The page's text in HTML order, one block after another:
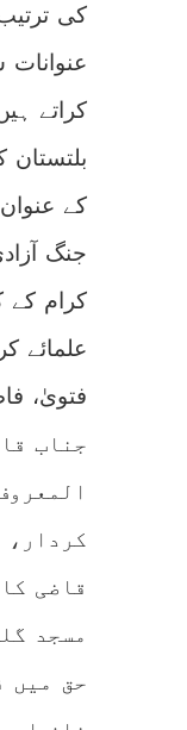
کی
کراتے
کے
جنگ
کرام کے
علمائے
جناب
کردار،
قاضی
مسجد
حق میں